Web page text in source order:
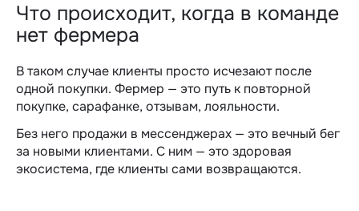
Что происходит, когда в команде
нет фермера
В таком случае клиенты просто исчезают после
одной покупки. Фермер — это путь к повторной
покупке, сарафанке, отзывам, лояльности.
Без него продажи в мессенджерах — это вечный бег
за новыми клиентами. С ним — это здоровая
экосистема, где клиенты сами возвращаются.